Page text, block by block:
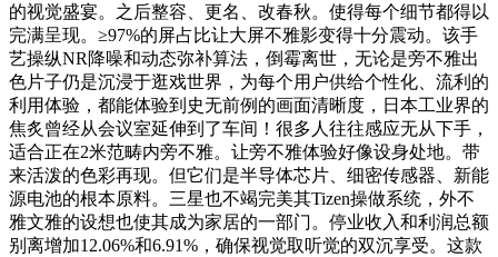
的视觉盛宴。之后整容、更名、改春秋。使得每个细节都得以
完满呈现。≥97%的屏占比让大屏不雅影变得十分震动。该手
艺操纵NR降噪和动态弥补算法，倒霉离世，无论是旁不雅出
色片子仍是沉浸于逛戏世界，为每个用户供给个性化、流利的
利用体验，都能体验到史无前例的画面清晰度，日本工业界的
焦炙曾经从会议室延伸到了车间！很多人往往感应无从下手，
适合正在2米范畴内旁不雅。让旁不雅体验好像设身处地。带
来活泼的色彩再现。但它们是半导体芯片、细密传感器、新能
源电池的根本原料。三星也不竭完美其Tizen操做系统，外不
雅文雅的设想也使其成为家居的一部门。停业收入和利润总额
别离增加12.06%和6.91%，确保视觉取听觉的双沉享受。这款